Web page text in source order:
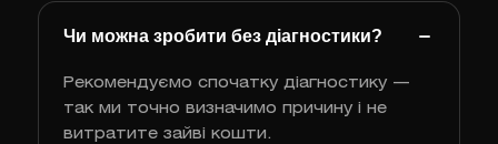
Чи можна зробити без діагностики?
Рекомендуємо спочатку діагностику —
так ми точно визначимо причину і не
витратите зайві кошти.